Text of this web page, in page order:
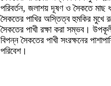
পরিবর্তন, জলাশয় দূষণ ও সৈকতে মাছ
সৈকতের পাখির অস্তিত্ব হুমকির মুখে
সৈকতের পাখী রক্ষা করা সম্ভব।
বিপন্ন সৈকতের পাখী সংরক্ষনের
পরিবেশ।